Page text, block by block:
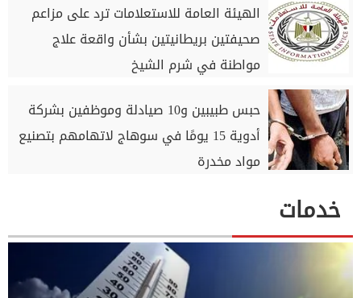
الهيئة العامة للاستعلامات ترد على مزاعم
صحيفتين بريطانيتين بشأن واقعة علاج
مواطنة في شرم الشيخ
حبس طبيبين و10 صيادلة وموظفين بشركة
أدوية 15 يومًا في سوهاج لاتهامهم بتصنيع
مواد مخدرة
خدمات